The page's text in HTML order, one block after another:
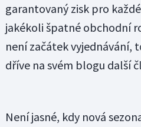
garantovaný zisk pro
jakékoli špatné obchodní
není začátek vyjednávání,
dříve na svém blogu další
Není jasné, kdy nová